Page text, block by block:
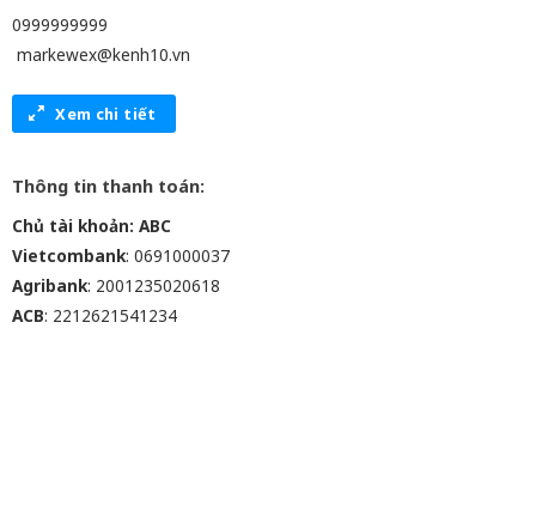
0999999999
markewex@kenh10.vn
Xem chi tiết
Thông tin thanh toán:
Chủ tài khoản: ABC
Vietcombank: 0691000037
Agribank: 2001235020618
ACB: 2212621541234